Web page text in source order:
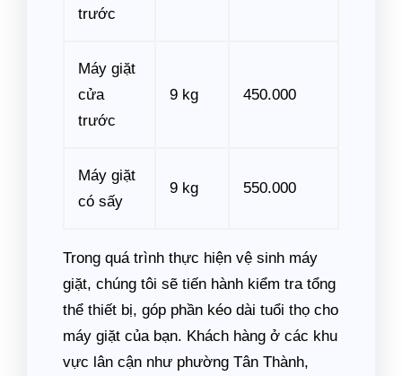
trước
Máy giặt
cửa
trước
9 kg 450.000
Máy giặt
có sấy
9 kg 550.000
Trong quá trình thực hiện vệ sinh máy
giặt, chúng tôi sẽ tiến hành kiểm tra tổng
thể thiết bị, góp phần kéo dài tuổi thọ cho
máy giặt của bạn. Khách hàng ở các khu
vực lân cận như phường Tân Thành,